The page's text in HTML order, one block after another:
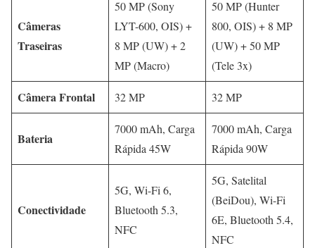
Câmeras
Traseiras
50 MP (Sony
LYT-600, OIS) +
8 MP (UW) + 2
MP (Macro)
50 MP (Hunter
800, OIS) + 8 MP
(UW) + 50 MP
(Tele 3x)
Câmera Frontal 32 MP 32 MP
Bateria
7000 mAh, Carga
Rápida 45W
7000 mAh, Carga
Rápida 90W
Conectividade
5G, Wi-Fi 6,
Bluetooth 5.3,
NFC
5G, Satelital
(BeiDou), Wi-Fi
6E, Bluetooth 5.4,
NFC